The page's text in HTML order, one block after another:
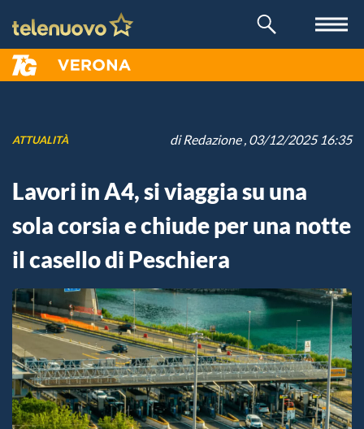
ATTUALITÀ diRedazione, 03/12/2025 16:35
Lavori in A4, si viaggia su una
sola corsia e chiude per una notte
il casello di Peschiera